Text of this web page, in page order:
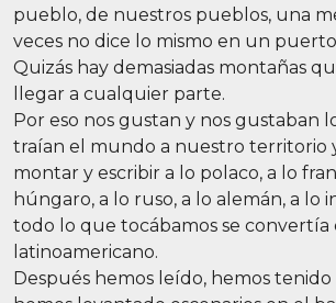
pueblo, de nuestros pueblos, una
veces no dice lo mismo en un
Quizás hay demasiadas montañas
llegar a cualquier parte.
Por eso nos gustan y nos gustaban
traían el mundo a nuestro territorio
montar y escribir a lo polaco, a lo
húngaro, a lo ruso, a lo alemán, a lo
todo lo que tocábamos se convertía
latinoamericano.
Después hemos leído, hemos tenido